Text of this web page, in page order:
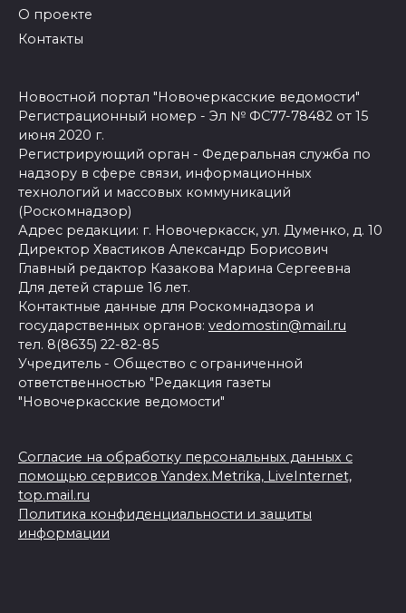
О проекте
Контакты
Новостной портал "Новочеркасские ведомости"
Регистрационный номер - Эл № ФС77-78482 от 15
июня 2020 г.
Регистрирующий орган - Федеральная служба по
надзору в сфере связи, информационных
технологий и массовых коммуникаций
(Роскомнадзор)
Адрес редакции: г. Новочеркасск, ул. Думенко, д. 10
Директор Хвастиков Александр Борисович
Главный редактор Казакова Марина Сергеевна
Для детей старше 16 лет.
Контактные данные для Роскомнадзора и
государственных органов: vedomostin@mail.ru
тел. 8(8635) 22-82-85
Учредитель - Общество с ограниченной
ответственностью "Редакция газеты
"Новочеркасские ведомости"
Согласие на обработку персональных данных с
помощью сервисов Yandex.Metrika, LiveInternet,
top.mail.ru
Политика конфиденциальности и защиты
информации